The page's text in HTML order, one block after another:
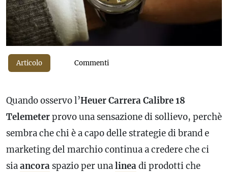
Articolo Commenti
Quando osservo l’Heuer Carrera Calibre 18
Telemeterprovo una sensazione di sollievo, perchè
sembra che chi è a capo delle strategie di brand e
marketing del marchio continua a credere che ci
siaancora spazio per unalineadi prodotti che